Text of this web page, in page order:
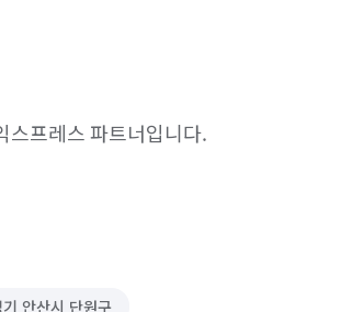
스프레스 파트너입니다.
기 안산시 단원구